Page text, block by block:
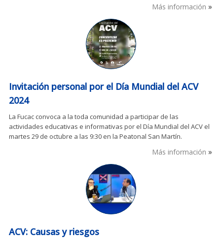
Más información
Invitación personal por el Día Mundial del ACV
2024
La Fucac convoca a la toda comunidad a participar de las
actividades educativas e informativas por el Día Mundial del ACV el
martes 29 de octubre a las 9:30 en la Peatonal San Martín.
Más información
ACV: Causas y riesgos